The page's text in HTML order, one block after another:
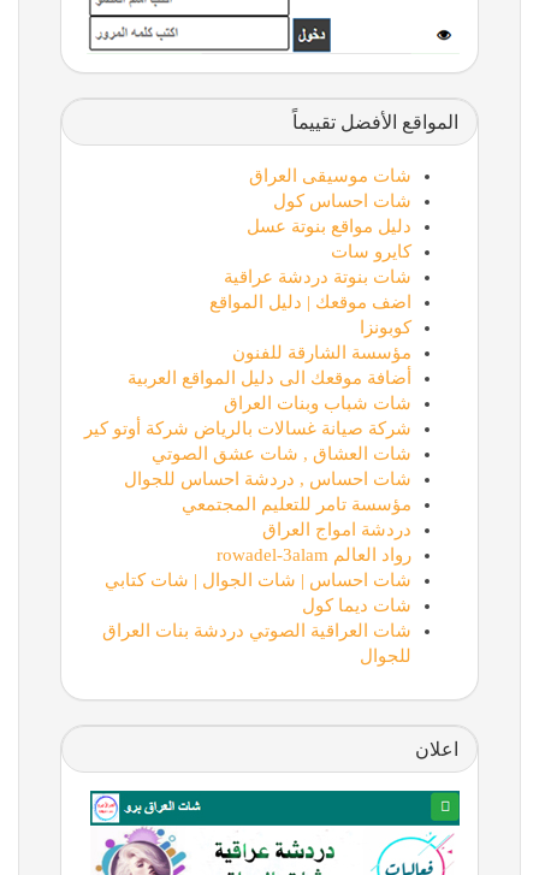
المواقع الأفضل تقييماً
شات موسيقى العراق
شات احساس كول
دليل مواقع بنوتة عسل
كايرو سات
شات بنوتة دردشة عراقية
اضف موقعك | دليل المواقع
كوبونزا
مؤسسة الشارقة للفنون
أضافة موقعك الى دليل المواقع العربية
شات شباب وبنات العراق
شركة صيانة غسالات بالرياض شركة أوتو كير
شات العشاق , شات عشق الصوتي
شات احساس , دردشة احساس للجوال
مؤسسة تامر للتعليم المجتمعي
دردشة امواج العراق
رواد العالم rowadel-3alam
شات احساس | شات الجوال | شات كتابي
شات ديما كول
شات العراقية الصوتي دردشة بنات العراق
للجوال
اعلان